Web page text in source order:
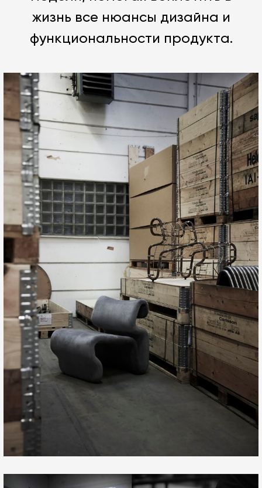
жизнь все нюансы дизайна и
функциональности продукта.